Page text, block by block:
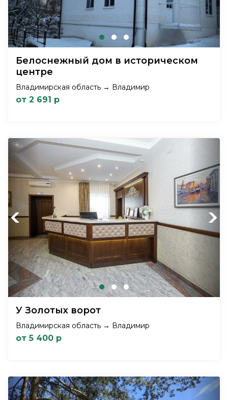
Белоснежный дом в историческом
центре
Владимирская область → Владимир
от 2 691 р
Previous Next
У Золотых ворот
Владимирская область → Владимир
от 5 400 р